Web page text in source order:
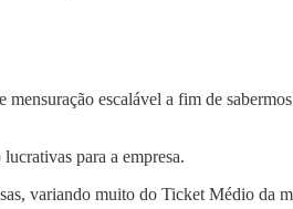
escalável a fim de
para a empresa.
variando muito do Ticket Médio da